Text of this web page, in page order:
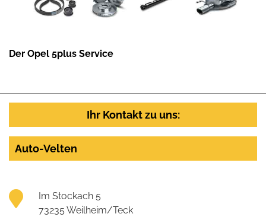
Der Opel 5plus Service
Ihr Kontakt zu uns:
Auto-Velten
Im Stockach 5
73235 Weilheim/Teck